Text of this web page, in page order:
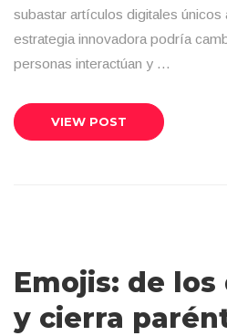
subastar artículos digitales
estrategia innovadora podría
personas interactúan y …
VIEW POST
Emojis: de
y cierra